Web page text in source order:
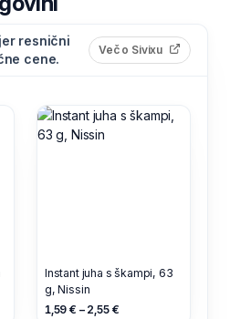
resnični
cene.
Več o Sivixu (odpre
Instant juha s škampi, 63
g, Nissin
1,59 € – 2,55 €